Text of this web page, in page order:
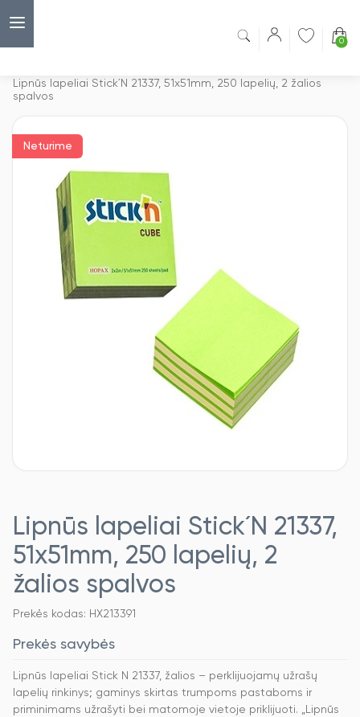
0
Lipnūs lapeliai Stick´N 21337, 51x51mm, 250 lapelių, 2 žalios
spalvos
Neturime
Lipnūs lapeliai Stick´N 21337,
51x51mm, 250 lapelių, 2
žalios spalvos
Prekės kodas: HX213391
Prekės savybės
Lipnūs lapeliai Stick N 21337, žalios – perklijuojamų užrašų
lapelių rinkinys; gaminys skirtas trumpoms pastaboms ir
priminimams užrašyti bei matomoje vietoje priklijuoti. „Lipnūs